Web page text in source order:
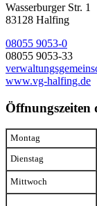
Wasserburger Str. 1
83128 Halfing
08055 9053-0
08055 9053-33
www.vg-halfing.de
Öffnungszeiten
Montag
Dienstag
Mittwoch